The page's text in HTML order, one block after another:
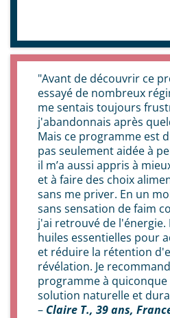
"Avant de découvrir ce
essayé de nombreux
me sentais toujours
j'abandonnais après
Mais ce programme est
pas seulement aidée à
il m’a aussi appris à
et à faire des choix
sans me priver. En un
sans sensation de faim
j'ai retrouvé de l'énergie.
huiles essentielles pour
et réduire la rétention
révélation. Je
programme à
solution naturelle et
– Claire T., 39 ans,